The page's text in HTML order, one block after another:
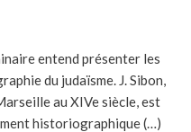
entend présenter les
du judaïsme. J. Sibon,
au XIVe siècle, est
historiographique (…)